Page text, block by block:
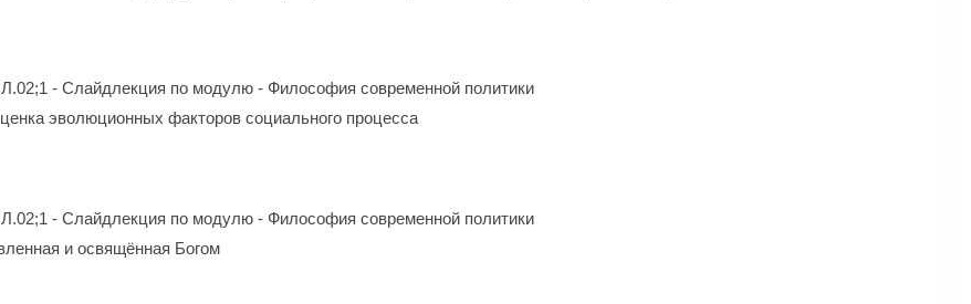
- Слайдлекция по модулю - Философия современной политики
эволюционных факторов социального процесса
- Слайдлекция по модулю - Философия современной политики
и освящённая Богом